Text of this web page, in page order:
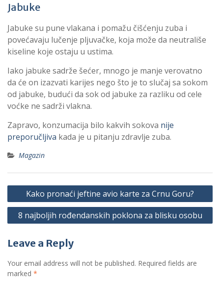
Jabuke
Jabuke su pune vlakana i pomažu čišćenju zuba i
povećavaju lučenje pljuvačke, koja može da neutrališe
kiseline koje ostaju u ustima.
Iako jabuke sadrže šećer, mnogo je manje verovatno
da će on izazvati karijes nego što je to slučaj sa sokom
od jabuke, budući da sok od jabuke za razliku od cele
voćke ne sadrži vlakna.
Zapravo, konzumacija bilo kakvih sokova nije
preporučljiva kada je u pitanju zdravlje zuba.
Magazin
P
o
n
a
v
Kako pronaći jeftine avio karte za Crnu Goru?
8 najboljih rođendanskih poklona za blisku osobu
Leave a Reply
Your email address will not be published. Required fields are
marked *